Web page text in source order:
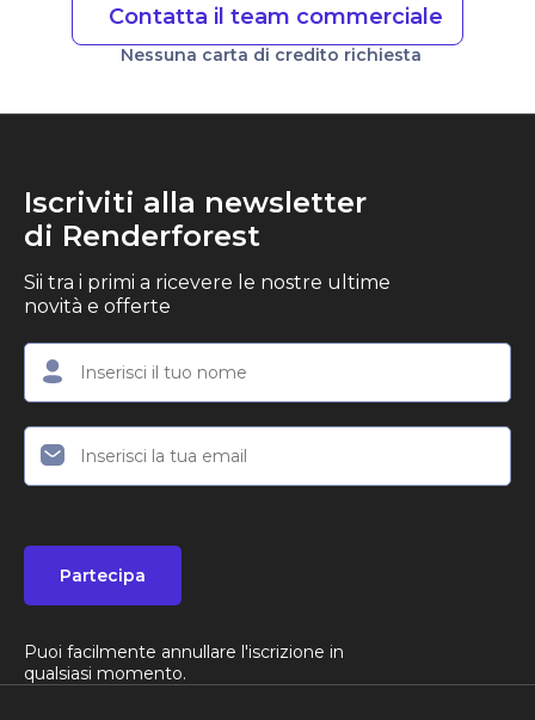
Contatta il team commerciale
Nessuna carta di credito richiesta
Iscriviti alla newsletter
di Renderforest
Sii tra i primi a ricevere le nostre ultime
novità e offerte
Partecipa
Puoi facilmente annullare l'iscrizione in
qualsiasi momento.